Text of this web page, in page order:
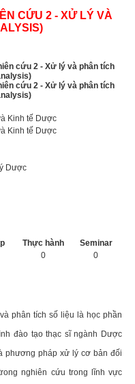
CỨU 2 - XỬ LÝ VÀ
cứu 2 - Xử lý và phân tích
cứu 2 - Xử lý và phân tích
Kinh tế Dược
Kinh tế Dược
Dược
Thực hành
Seminar
0
0
phân tích số liệu là học phần
đào tạo thạc sĩ ngành Dược
phương pháp xử lý cơ bản đối
nghiên cứu trong lĩnh vực